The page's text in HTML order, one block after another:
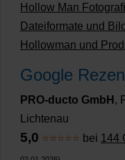
Hollow Man
Dateiformate und
Hollowman und
Google
PRO-ducto GmbH ,
Lichtenau
5,0 ⭐⭐⭐⭐⭐ bei 144